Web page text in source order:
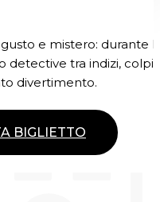
e mistero: durante
detective tra indizi, colpi
divertimento.
BIGLIETTO